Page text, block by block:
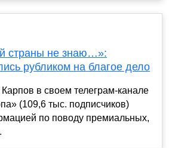
страны не знаю…»:
рубликом на благое дело
в своем телеграм-канале
(109,6 тыс. подписчиков)
по поводу премиальных,